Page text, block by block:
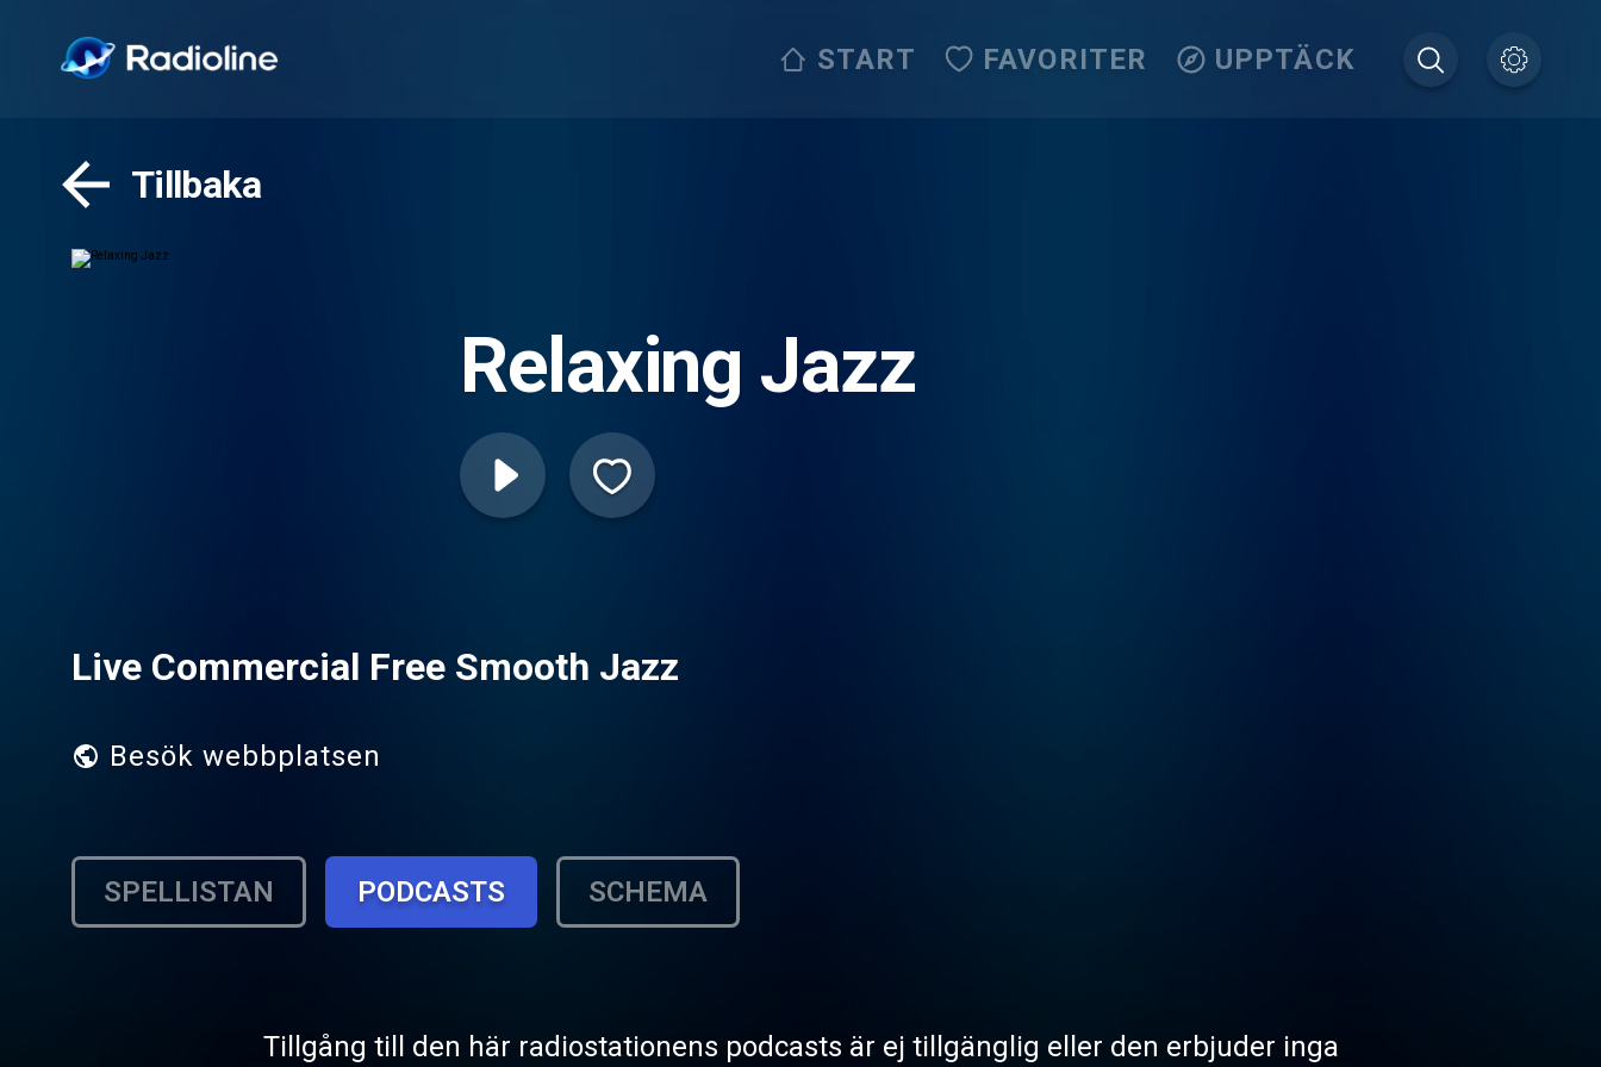
START FAVORITER UPPTÄCK
Tillbaka
Relaxing Jazz
Live Commercial Free Smooth Jazz
Besök webbplatsen
SPELLISTAN PODCASTS SCHEMA
Tillgång till den här radiostationens podcasts är ej tillgänglig eller den erbjuder inga